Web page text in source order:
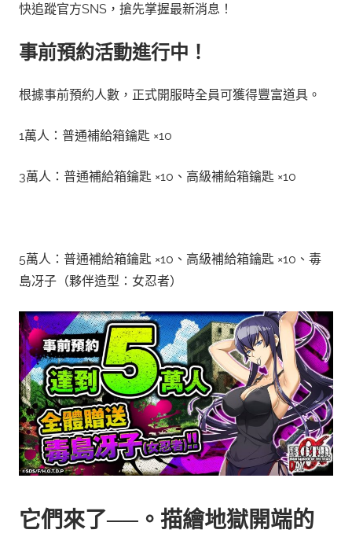
快追蹤官方SNS，搶先掌握最新消息！
事前預約活動進行中！
根據事前預約人數，正式開服時全員可獲得豐富道具。
1萬人：普通補給箱鑰匙 ×10
3萬人：普通補給箱鑰匙 ×10、高級補給箱鑰匙 ×10
5萬人：普通補給箱鑰匙 ×10、高級補給箱鑰匙 ×10、毒
島冴子（夥伴造型：女忍者）
它們來了──。描繪地獄開端的